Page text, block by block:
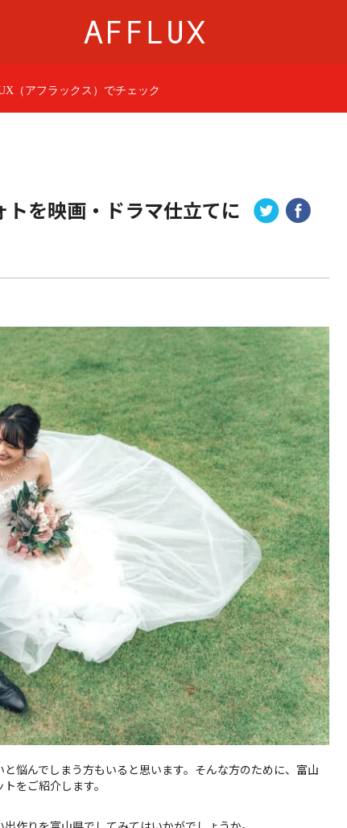
カテゴリ
フェクトセットリング
ップ
一覧
ラインショールーム
予約について
AFFLUXについて
ゆびわ言葉®
クオリティ
よくあるご質問| 会社概要 |採用情報|お問い合わせ
（アフラックス）でチェック
を映画・ドラマ仕立てに
悩んでしまう方もいると思います。そんな方のために、富山
をご紹介します。